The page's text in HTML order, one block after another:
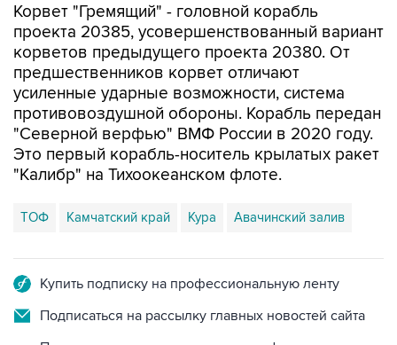
Корвет "Гремящий" - головной корабль
проекта 20385, усовершенствованный вариант
корветов предыдущего проекта 20380. От
предшественников корвет отличают
усиленные ударные возможности, система
противовоздушной обороны. Корабль передан
"Северной верфью" ВМФ России в 2020 году.
Это первый корабль-носитель крылатых ракет
"Калибр" на Тихоокеанском флоте.
ТОФ Камчатский край Кура Авачинский залив
Купить подписку на профессиональную ленту
Подписаться на рассылку главных новостей сайта